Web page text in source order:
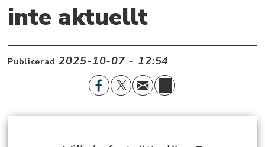
inte aktuellt
Publicerad 2025-10-07 - 12:54